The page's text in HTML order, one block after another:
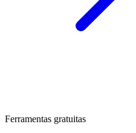
Ferramentas gratuitas